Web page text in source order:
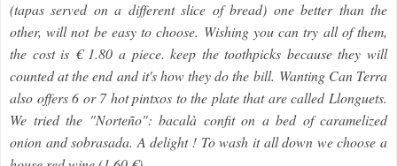
(tapas served on a different slice of bread) one better than the
other, will not be easy to choose. Wishing you can try all of them,
the cost is € 1.80 a piece. keep the toothpicks because they will
counted at the end and it's how they do the bill. Wanting Can Terra
also offers 6 or 7 hot pintxos to the plate that are called Llonguets.
We tried the "Norteño": bacalà confit on a bed of caramelized
onion and sobrasada. A delight ! To wash it all down we choose a